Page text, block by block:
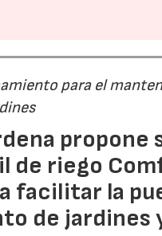
para el
propone
de riego
facilitar la
de jardines